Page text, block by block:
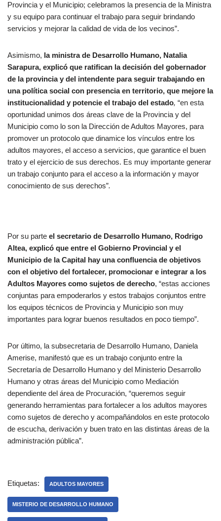
Provincia y el Municipio; celebramos la presencia de la Ministra
y su equipo para continuar el trabajo para seguir brindando
servicios y mejorar la calidad de vida de los vecinos”.
Asimismo, la ministra de Desarrollo Humano, Natalia
Sarapura, explicó que ratifican la decisión del gobernador
de la provincia y del intendente para seguir trabajando en
una política social con presencia en territorio, que mejore la
institucionalidad y potencie el trabajo del estado, “en esta
oportunidad unimos dos áreas clave de la Provincia y del
Municipio como lo son la Dirección de Adultos Mayores, para
promover un protocolo que dinamice los vínculos entre los
adultos mayores, el acceso a servicios, que garantice el buen
trato y el ejercicio de sus derechos. Es muy importante generar
un trabajo conjunto para el acceso a la información y mayor
conocimiento de sus derechos”.
Por su parte el secretario de Desarrollo Humano, Rodrigo
Altea, explicó que entre el Gobierno Provincial y el
Municipio de la Capital hay una confluencia de objetivos
con el objetivo del fortalecer, promocionar e integrar a los
Adultos Mayores como sujetos de derecho, “estas acciones
conjuntas para empoderarlos y estos trabajos conjuntos entre
los equipos técnicos de Provincia y Municipio son muy
importantes para lograr buenos resultados en poco tiempo”.
Por último, la subsecretaria de Desarrollo Humano, Daniela
Amerise, manifestó que es un trabajo conjunto entre la
Secretaría de Desarrollo Humano y del Ministerio Desarrollo
Humano y otras áreas del Municipio como Mediación
dependiente del área de Procuración, “queremos seguir
generando herramientas para fortalecer a los adultos mayores
como sujetos de derecho y acompañándolos en este protocolo
de escucha, derivación y buen trato en las distintas áreas de la
administración pública”.
Etiquetas: ADULTOS MAYORES
MISTERIO DE DESARROLLO HUMANO